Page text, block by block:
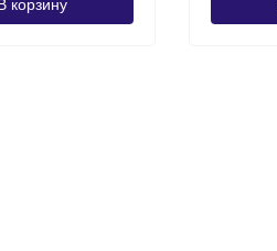
корзину